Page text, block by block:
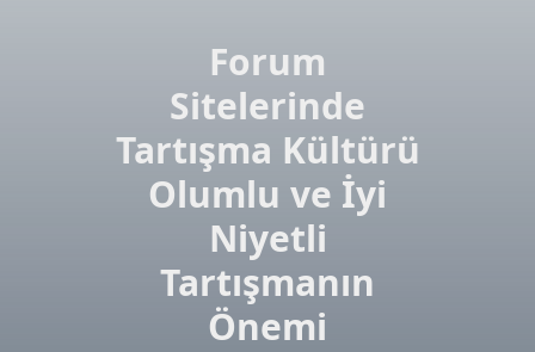
Forum
Sitelerinde
Tartışma Kültürü
Olumlu ve İyi
Niyetli
Tartışmanın
Önemi